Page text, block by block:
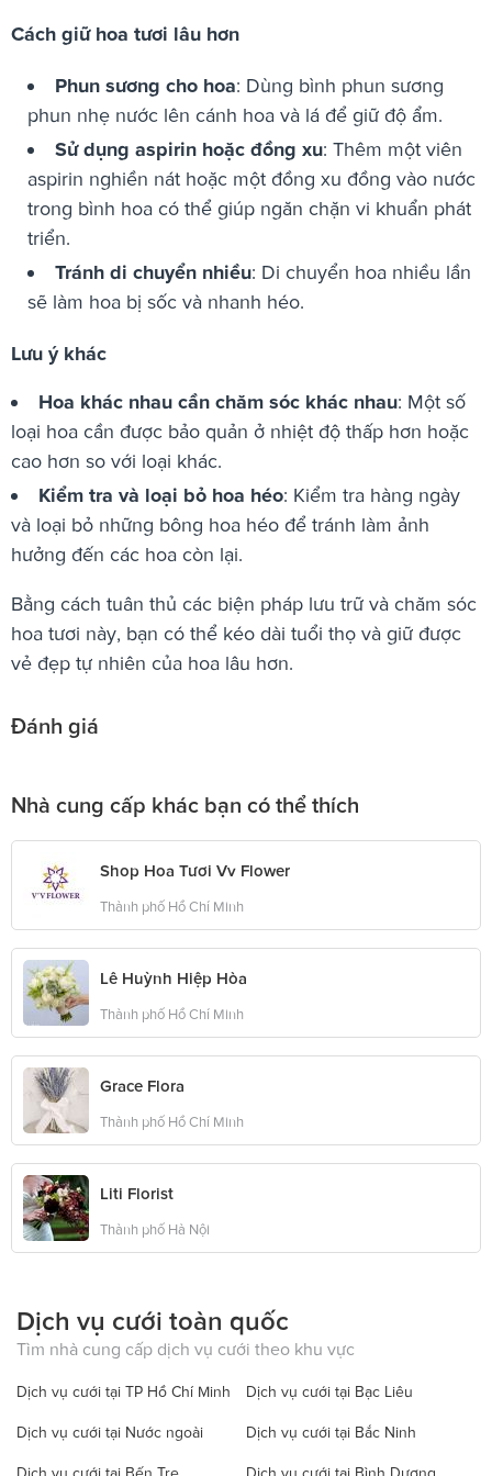
Cách giữ hoa tươi lâu hơn
Phun sương cho hoa: Dùng bình phun sương
phun nhẹ nước lên cánh hoa và lá để giữ độ ẩm.
Sử dụng aspirin hoặc đồng xu: Thêm một viên
aspirin nghiền nát hoặc một đồng xu đồng vào nước
trong bình hoa có thể giúp ngăn chặn vi khuẩn phát
triển.
Tránh di chuyển nhiều: Di chuyển hoa nhiều lần
sẽ làm hoa bị sốc và nhanh héo.
Lưu ý khác
Hoa khác nhau cần chăm sóc khác nhau: Một số
loại hoa cần được bảo quản ở nhiệt độ thấp hơn hoặc
cao hơn so với loại khác.
Kiểm tra và loại bỏ hoa héo: Kiểm tra hàng ngày
và loại bỏ những bông hoa héo để tránh làm ảnh
hưởng đến các hoa còn lại.
Bằng cách tuân thủ các biện pháp lưu trữ và chăm sóc
hoa tươi này, bạn có thể kéo dài tuổi thọ và giữ được
vẻ đẹp tự nhiên của hoa lâu hơn.
Đánh giá
Nhà cung cấp khác bạn có thể thích
Shop Hoa Tươi Vv Flower
Thành phố Hồ Chí Minh
Lê Huỳnh Hiệp Hòa
Thành phố Hồ Chí Minh
Grace Flora
Thành phố Hồ Chí Minh
Liti Florist
Thành phố Hà Nội
Dịch vụ cưới toàn quốc
Tìm nhà cung cấp dịch vụ cưới theo khu vực
Dịch vụ cưới tại TP Hồ Chí Minh Dịch vụ cưới tại Bạc Liêu
Dịch vụ cưới tại Nước ngoài Dịch vụ cưới tại Bắc Ninh